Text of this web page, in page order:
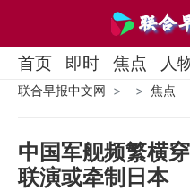
首页 即时 焦点 人
联合早报中文网 焦点
中国军舰频繁横
联演或牵制日本